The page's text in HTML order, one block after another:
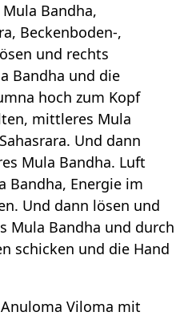
Bandha,
Beckenboden-,
und rechts
Bandha und die
hoch zum Kopf
mittleres Mula
Sahasrara. Und dann
Mula Bandha. Luft
Bandha, Energie im
Und dann lösen und
Mula Bandha und durch
schicken und die Hand
Viloma mit